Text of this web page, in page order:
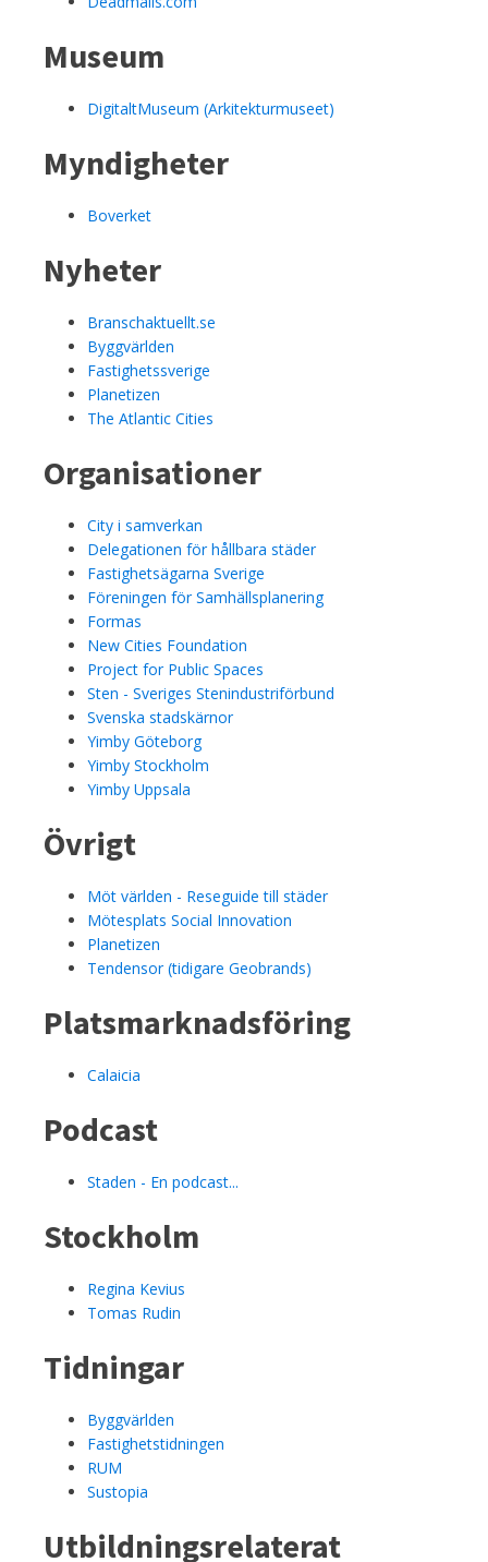
Museum
DigitaltMuseum (Arkitekturmuseet)
Myndigheter
Boverket
Nyheter
Branschaktuellt.se
Byggvärlden
Fastighetssverige
Planetizen
The Atlantic Cities
Organisationer
City i samverkan
Delegationen för hållbara städer
Fastighetsägarna Sverige
Föreningen för Samhällsplanering
Formas
New Cities Foundation
Project for Public Spaces
Sten - Sveriges Stenindustriförbund
Svenska stadskärnor
Yimby Göteborg
Yimby Stockholm
Yimby Uppsala
Övrigt
Möt världen - Reseguide till städer
Mötesplats Social Innovation
Planetizen
Tendensor (tidigare Geobrands)
Platsmarknadsföring
Calaicia
Podcast
Staden - En podcast...
Stockholm
Regina Kevius
Tomas Rudin
Tidningar
Byggvärlden
Fastighetstidningen
RUM
Sustopia
Utbildningsrelaterat